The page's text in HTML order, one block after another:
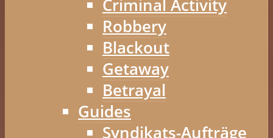
Criminal Activity
Robbery
Blackout
Getaway
Betrayal
Guides
Syndikats-Aufträge